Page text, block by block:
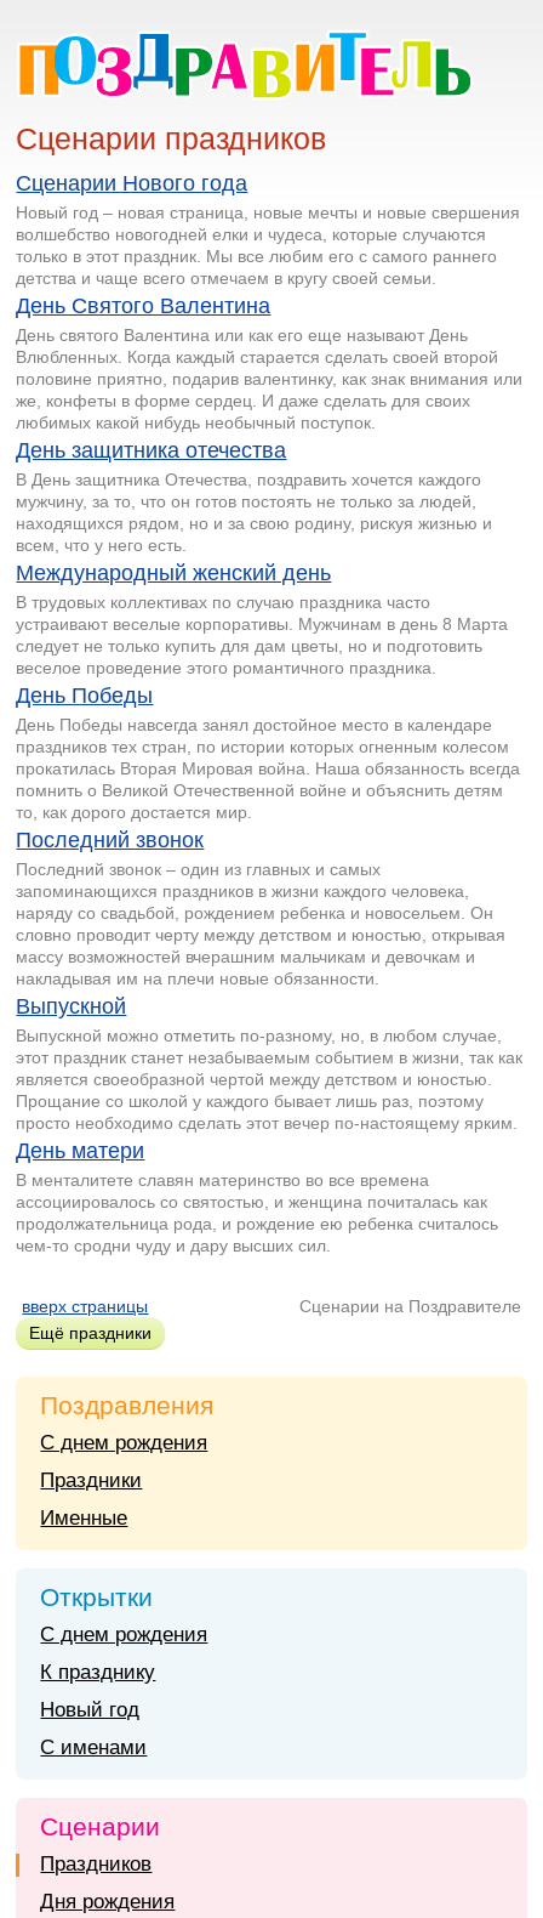
Сценарии праздников
Сценарии Нового года
Новый год – новая страница, новые мечты и новые свершения
волшебство новогодней елки и чудеса, которые случаются
только в этот праздник. Мы все любим его с самого раннего
детства и чаще всего отмечаем в кругу своей семьи.
День Святого Валентина
День святого Валентина или как его еще называют День
Влюбленных. Когда каждый старается сделать своей второй
половине приятно, подарив валентинку, как знак внимания или
же, конфеты в форме сердец. И даже сделать для своих
любимых какой нибудь необычный поступок.
День защитника отечества
В День защитника Отечества, поздравить хочется каждого
мужчину, за то, что он готов постоять не только за людей,
находящихся рядом, но и за свою родину, рискуя жизнью и
всем, что у него есть.
Международный женский день
В трудовых коллективах по случаю праздника часто
устраивают веселые корпоративы. Мужчинам в день 8 Марта
следует не только купить для дам цветы, но и подготовить
веселое проведение этого романтичного праздника.
День Победы
День Победы навсегда занял достойное место в календаре
праздников тех стран, по истории которых огненным колесом
прокатилась Вторая Мировая война. Наша обязанность всегда
помнить о Великой Отечественной войне и объяснить детям
то, как дорого достается мир.
Последний звонок
Последний звонок – один из главных и самых
запоминающихся праздников в жизни каждого человека,
наряду со свадьбой, рождением ребенка и новосельем. Он
словно проводит черту между детством и юностью, открывая
массу возможностей вчерашним мальчикам и девочкам и
накладывая им на плечи новые обязанности.
Выпускной
Выпускной можно отметить по-разному, но, в любом случае,
этот праздник станет незабываемым событием в жизни, так как
является своеобразной чертой между детством и юностью.
Прощание со школой у каждого бывает лишь раз, поэтому
просто необходимо сделать этот вечер по-настоящему ярким.
День матери
В менталитете славян материнство во все времена
ассоциировалось со святостью, и женщина почиталась как
продолжательница рода, и рождение ею ребенка считалось
чем-то сродни чуду и дару высших сил.
вверх страницы
Сценарии на Поздравителе
Ещё праздники
Поздравления
С днем рождения
Праздники
Именные
Открытки
С днем рождения
К празднику
Новый год
С именами
Сценарии
Праздников
Дня рождения